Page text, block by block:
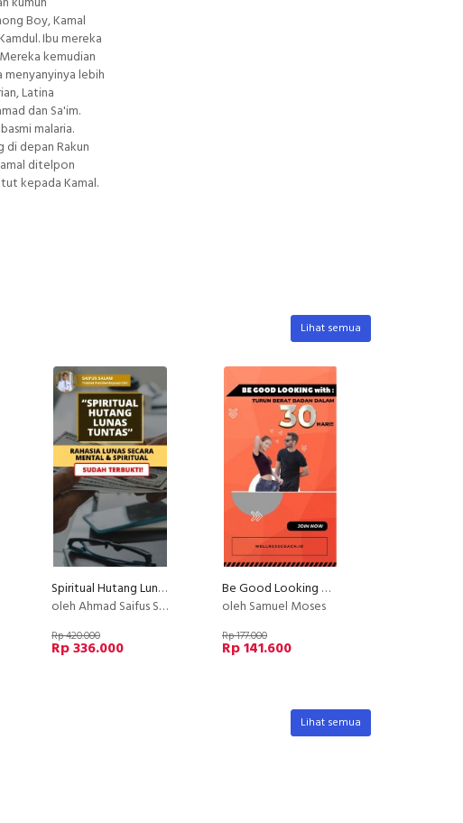
Boy, Kamal
Ibu mereka
kemudian
menyanyinya lebih
Latina
dan Sa'im.
malaria.
di depan Rakun
ditelpon
kepada Kamal.
Lihat semua
Spiritual Hutang Lunas Tuntas
oleh Ahmad Saifus Salam
Rp 420.000
Rp 336.000
Be Good Looking with : TURUN BERAT BADAN DALAM 30 HARI!
oleh Samuel Moses
Rp 177.000
Rp 141.600
Lihat semua